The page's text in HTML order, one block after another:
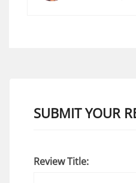
SUBMIT YOUR
Review Title: